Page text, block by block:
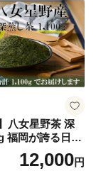
八女星野茶 深
福岡が誇る日本
温 お茶 茶袋 常
ocha 茶葉 緑茶
12,000円